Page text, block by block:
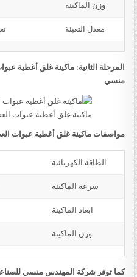
وزن الماكينة
معدل التعبئة تعبئة
منسي
ماكينة غلق أغطية عبوات
مواصفات ماكينة غلق أغطية عبوات العصير موديل 461
الطاقة الكهربائية
سرعه الماكينة
ابعاد الماكينة
وزن الماكينة
كما توفر شركة المهندس منسي